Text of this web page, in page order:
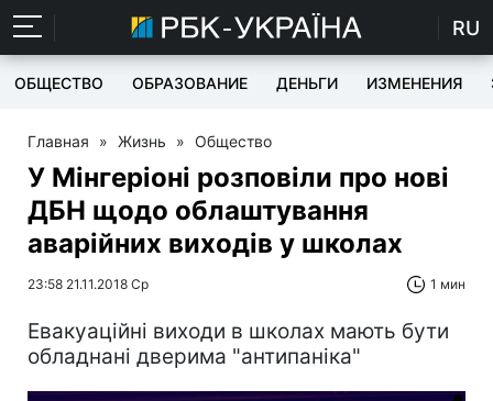
RU
ОБЩЕСТВО ОБРАЗОВАНИЕ ДЕНЬГИ ИЗМЕНЕНИЯ
Главная » Жизнь » Общество
У Мінгеріоні розповіли про нові
ДБН щодо облаштування
аварійних виходів у школах
23:58 21.11.2018 Ср 1 мин
Евакуаційні виходи в школах мають бути
обладнані дверима "антипаніка"